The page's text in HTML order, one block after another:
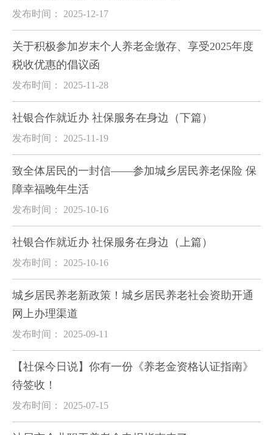
发布时间： 2025-12-17
关于积极参加岁末个人养老金缴存、享受2025年度
税收优惠的倡议函
发布时间： 2025-11-28
社银合作就近办 社保服务在身边（下篇）
发布时间： 2025-11-19
致全体居民的一封信——参加城乡居民养老保险 保
障幸福晚年生活
发布时间： 2025-10-16
社银合作就近办 社保服务在身边（上篇）
发布时间： 2025-10-16
城乡居民养老新政策！城乡居民养老社会资助开通
网上办理渠道
发布时间： 2025-09-11
【社保今日说】你有一份《养老金资格认证指南》
待签收！
发布时间： 2025-07-15